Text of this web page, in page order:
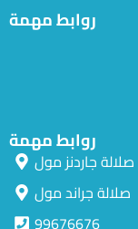
روابط مهمة
روابط مهمة
صلالة جاردنز مول
صلالة جراند مول
99676676